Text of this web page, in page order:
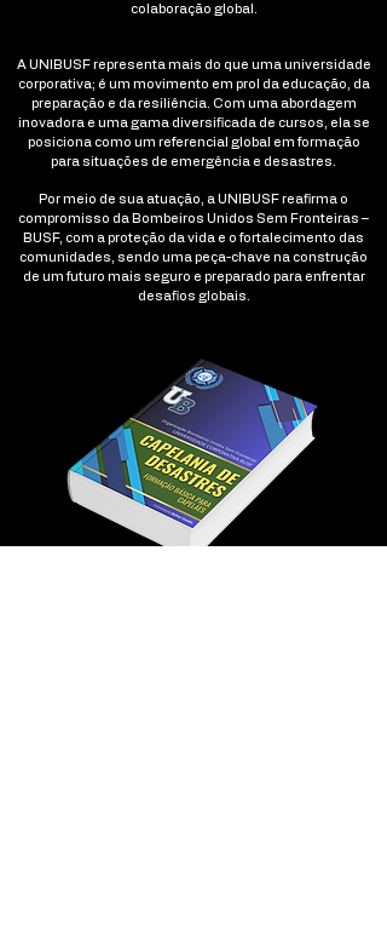
colaboração global.
A UNIBUSF representa mais do que uma universidade
corporativa; é um movimento em prol da educação, da
preparação e da resiliência. Com uma abordagem
inovadora e uma gama diversificada de cursos, ela se
posiciona como um referencial global em formação
para situações de emergência e desastres.
Por meio de sua atuação, a UNIBUSF reafirma o
compromisso da Bombeiros Unidos Sem Fronteiras –
BUSF, com a proteção da vida e o fortalecimento das
comunidades, sendo uma peça-chave na construção
de um futuro mais seguro e preparado para enfrentar
desafios globais.